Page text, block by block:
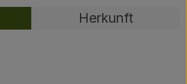
Rezepte
Herkunft